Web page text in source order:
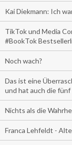
Kai Diekmann: Ich
TikTok und Media
#BookTok
Noch wach?
Das ist eine
und hat auch die
Nichts als die
Franca Lehfeldt -